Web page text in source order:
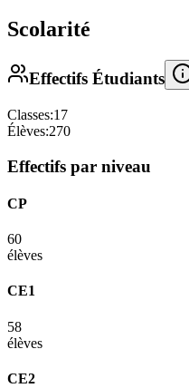
Scolarité
Effectifs Étudiants
Classes:17
Élèves:270
Effectifs par niveau
CP
60
élèves
CE1
58
élèves
CE2